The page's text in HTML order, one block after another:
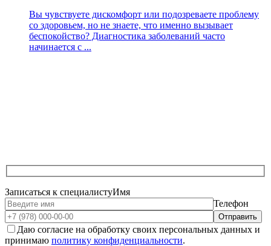
Вы чувствуете дискомфорт или подозреваете проблему
со здоровьем, но не знаете, что именно вызывает
беспокойство? Диагностика заболеваний часто
начинается с ...
Записаться к специалистуИмя
Телефон
Даю согласие на обработку своих персональных данных и
принимаю политику конфиденциальности.